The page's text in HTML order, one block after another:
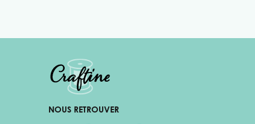
NOUS RETROUVER